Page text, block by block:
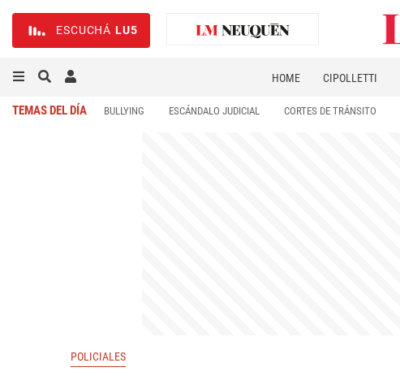
ESCUCHÁ LU5
HOME CIPOLLETTI
TEMAS DEL DÍA BULLYING ESCÁNDALO JUDICIAL CORTES DE TRÁNSITO
POLICIALES